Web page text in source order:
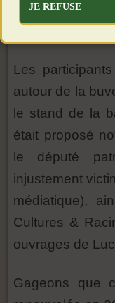
La soirée s'est
Les
autour de la
le stand de la
était proposé
le député
injustement
médiatique),
Cultures &
ouvrages de
Gageons que
JE REFUSE